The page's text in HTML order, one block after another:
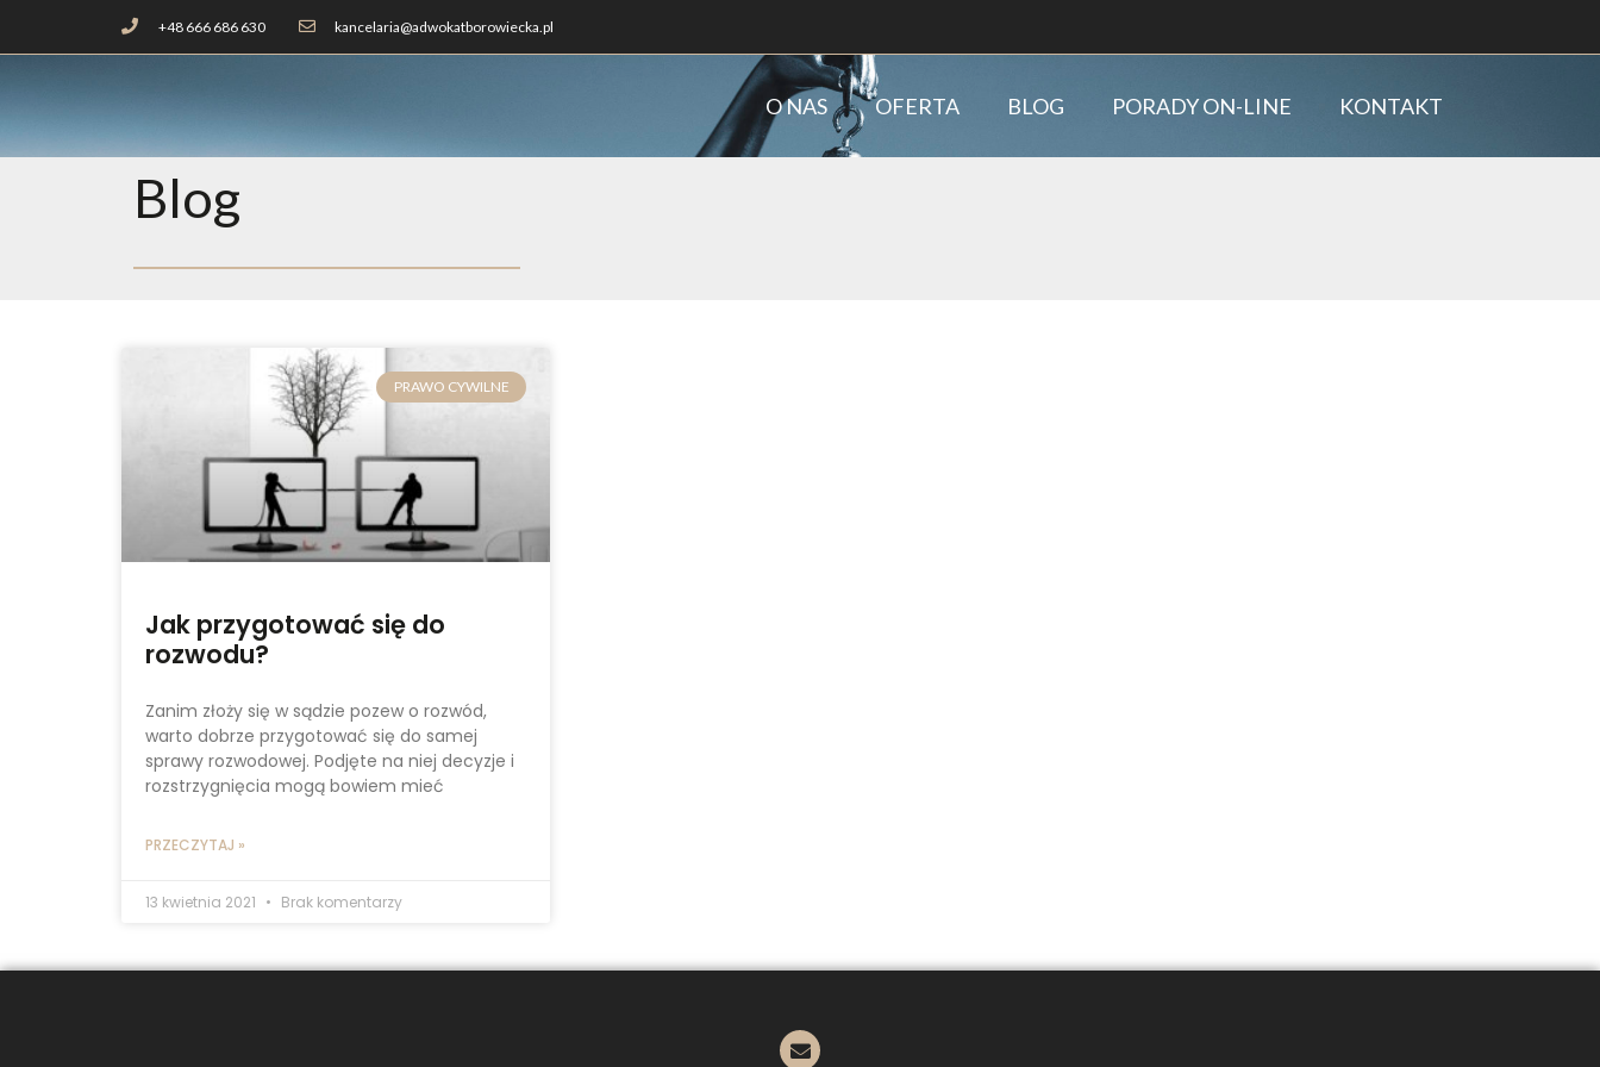
+48 666 686 630 kancelaria@adwokatborowiecka.pl
O NAS OFERTA BLOG PORADY ON-LINE KONTAKT
Blog
PRAWO CYWILNE
Jak przygotować się do
rozwodu?
Zanim złoży się w sądzie pozew o rozwód,
warto dobrze przygotować się do samej
sprawy rozwodowej. Podjęte na niej decyzje i
rozstrzygnięcia mogą bowiem mieć
PRZECZYTAJ »
13 kwietnia 2021 Brak komentarzy